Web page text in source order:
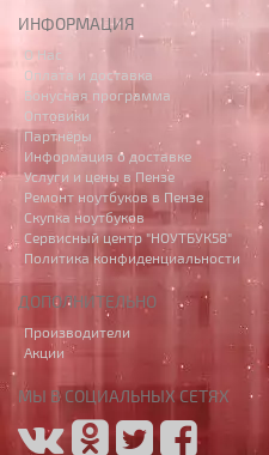
ИНФОРМАЦИЯ
О Нас
Оплата и доставка
Бонусная программа
Оптовики
Партнёры
Информация о доставке
Услуги и цены в Пензе
Ремонт ноутбуков в Пензе
Скупка ноутбуков
Сервисный центр "НОУТБУК58"
Политика конфиденциальности
ДОПОЛНИТЕЛЬНО
Производители
Акции
МЫ В СОЦИАЛЬНЫХ СЕТЯХ